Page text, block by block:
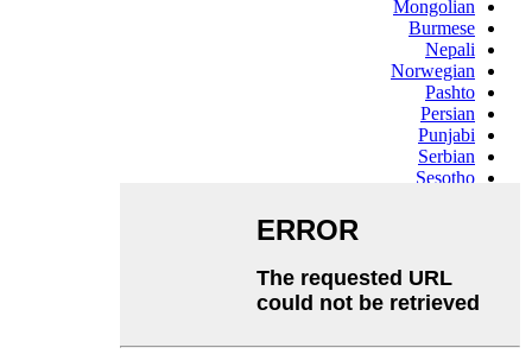
Mongolian
Burmese
Nepali
Norwegian
Pashto
Persian
Punjabi
Serbian
Sesotho
Samoan
Scots Gaelic
Sindhi